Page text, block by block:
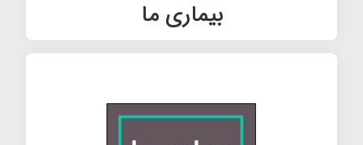
بیماری ما